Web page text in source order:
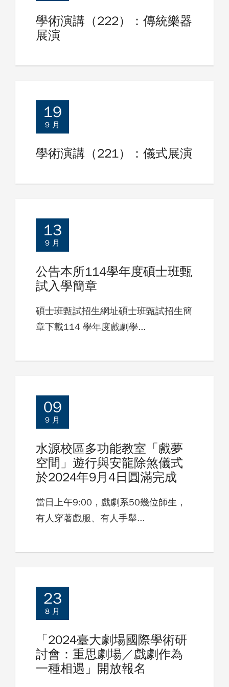
學術演講（222）：傳統樂器
展演
19
9 月
學術演講（221）：儀式展演
13
9 月
公告本所114學年度碩士班甄
試入學簡章
碩士班甄試招生網址碩士班甄試招生簡
章下載114 學年度戲劇學...
09
9 月
水源校區多功能教室「戲夢
空間」遊行與安龍除煞儀式
於2024年9月4日圓滿完成
當日上午9:00，戲劇系50幾位師生，
有人穿著戲服、有人手舉...
23
8 月
「2024臺大劇場國際學術研
討會：重思劇場／戲劇作為
一種相遇」開放報名